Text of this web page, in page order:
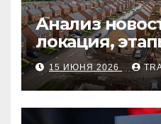
Анализ
локация,
оформления
рыночные
15 ИЮНЯ 2026